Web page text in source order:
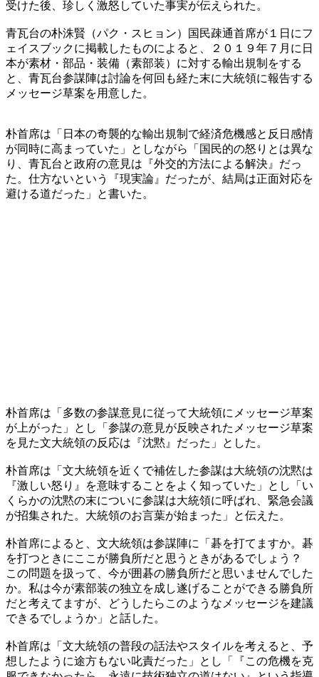
受けた後、珍しく激怒していた事実が伝えられた。
青瓦台の朴洙賢（パク・スヒョン）国民疎通首席が１日にフ
ェイスブックに掲載したものによると、２０１９年７月に日
本が素材・部品・装備（素部装）に対する輸出規制をする
と、青瓦台参謀陣は討論を何回も経た末に大統領に報告する
メッセージ草案を用意した。
朴首席は「日本の奇襲的な輸出規制で経済危機感と反日感情
が同時に高まっていた」としながら「国民的の怒りとは異な
り、青瓦台と政府の意見は『外交的方法による解決』だっ
た。仕方ないという『現実論』だったが、結局は正面対応を
避ける道だった」と書いた。
朴首席は「多数の参謀意見に従って大統領にメッセージ草案
が上がった」とし「参謀の意見が反映されたメッセージ草案
を見た文大統領の反応は『沈黙』だった」とした。
朴首席は「文大統領を近くで補佐した参謀は大統領の沈黙は
『激しい怒り』を意味することをよく知っていた」とし「い
くらかの沈黙の末についに参謀は大統領に呼ばれ、緊急会議
が招集された。大統領のお言葉が始まった」と伝えた。
朴首席によると、文大統領は参謀陣に「碁を打てますか。碁
を打つときにここが勝負所だと思うときがあるでしょう？
この問題を扱って、今が囲碁の勝負所だと思いませんでした
か。私は今が素部装の独立を成し遂げることができる勝負所
だと考えてますが、どうしたらこのようなメッセージを建議
できるでしょうか」と話した。
朴首席は「文大統領の普段の話法やスタイルを考えると、予
想したように途方もない叱責だった」とし「『この危機を克